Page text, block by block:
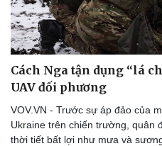
Cách Nga tận dụng “lá
UAV đối phương
VOV.VN - Trước sự áp đảo của
Ukraine trên chiến trường, quân
thời tiết bất lợi như mưa và